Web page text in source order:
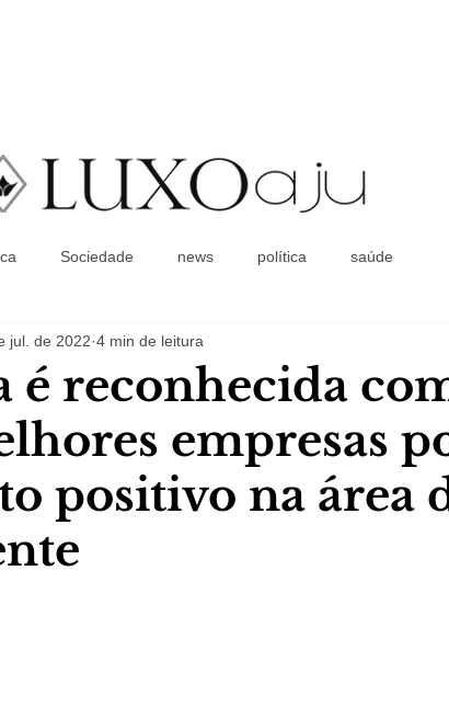
Coluna Social
Sociedade news política saúde
é reconhecida
empresas
positivo na área
jul. de 2022 4 min de leitura